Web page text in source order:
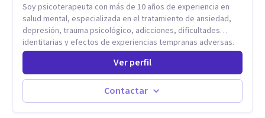
Soy psicoterapeuta con más de 10 años de experiencia en
salud mental, especializada en el tratamiento de ansiedad,
depresión, trauma psicológico, adicciones, dificultades
identitarias y efectos de experiencias tempranas adversas.
Ofrezco un espacio terapéutico seguro, confidencial y
profundamente humano, donde el dolor emocional puede
transformarse en autoconocimiento, regulación emocional y
psicoanálisis, terapia somática y de trauma, psicología
Ver perfil
Contactar